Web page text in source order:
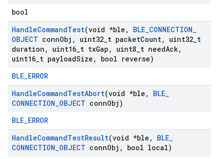
bool
HandleCommandTest(void *ble , BLE_CONNECTION_
OBJECT connObj , uint32 t packetCount, uint32 t
duration , uint16 t txGap , uint8 t needAck,
uint16 t payloadSize ,
bool reverse)
BLE_ERROR
HandleCommandTestAbort(void *ble , BLE_
CONNECTION_OBJECT connObj)
BLE_ERROR
HandleCommandTestResult(void *ble , BLE_
CONNECTION_OBJECT connObj , bool local)